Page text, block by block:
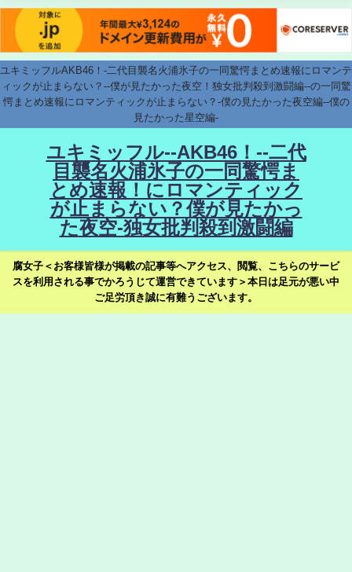
ユキミッフルAKB46！-二代目襲名火浦氷子の一同驚愕まとめ速報にロマンテ
ィックが止まらない？--僕が見たかった夜空！独女批判殺到激闘編--の一同驚
愕まとめ速報にロマンティックが止まらない？-僕の見たかった夜空編--僕の
見たかった星空編-
ユキミッフル--AKB46！--二代
目襲名火浦氷子の一同驚愕ま
とめ速報！にロマンティック
が止まらない？僕が見たかっ
た夜空-独女批判殺到激闘編
腐女子＜お客様皆様が掲載の記事等へアクセス、閲覧、こちらのサービ
スを利用される事でかろうじて運営できています＞本日は足元が悪い中
ご足労頂き誠に有難うございます。